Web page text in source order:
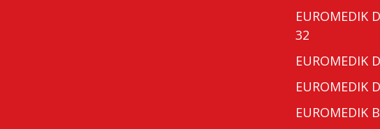
EUROMEDIK
32
EUROMEDIK
EUROMEDIK
EUROMEDIK